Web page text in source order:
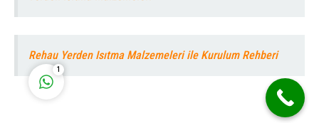
Rehau Yerden Isıtma Malzemeleri ile Kurulum Rehberi
1